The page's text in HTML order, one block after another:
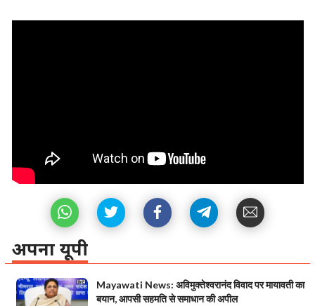
अपना यूपी
Mayawati News: अविमुक्तेश्वरानंद विवाद पर मायावती का
बयान, आपसी सहमति से समाधान की अपील